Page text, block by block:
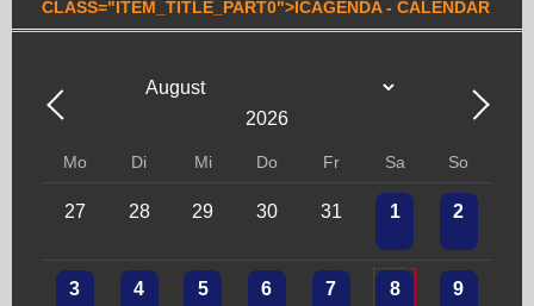
CLASS="ITEM_TITLE_PART0">ICAGENDA- CALENDAR
Mo Di Mi Do Fr Sa So
27 28 29 30 31 1 2
3 4 5 6 7 8 9